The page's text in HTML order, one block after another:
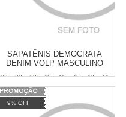
SAPATÊNIS DEMOCRATA
DENIM VOLP MASCULINO
37 38 39 40 41 42 43 44
Atacado: R$
Revendedor)
9% OFF